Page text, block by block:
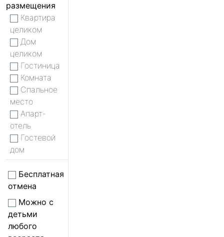
размещения
Квартира
целиком
Дом
целиком
Гостиница
Комната
Спальное
место
Апарт-
отель
Гостевой
дом
Бесплатная
отмена
Можно с
детьми
любого